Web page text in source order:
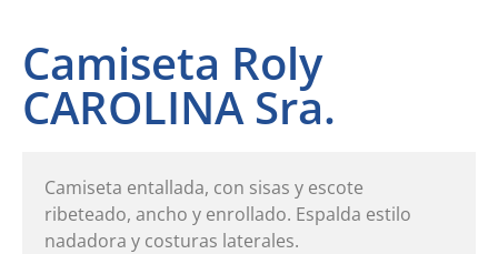
Camiseta Roly
CAROLINA Sra.
Camiseta entallada, con sisas y escote
ribeteado, ancho y enrollado. Espalda estilo
nadadora y costuras laterales.